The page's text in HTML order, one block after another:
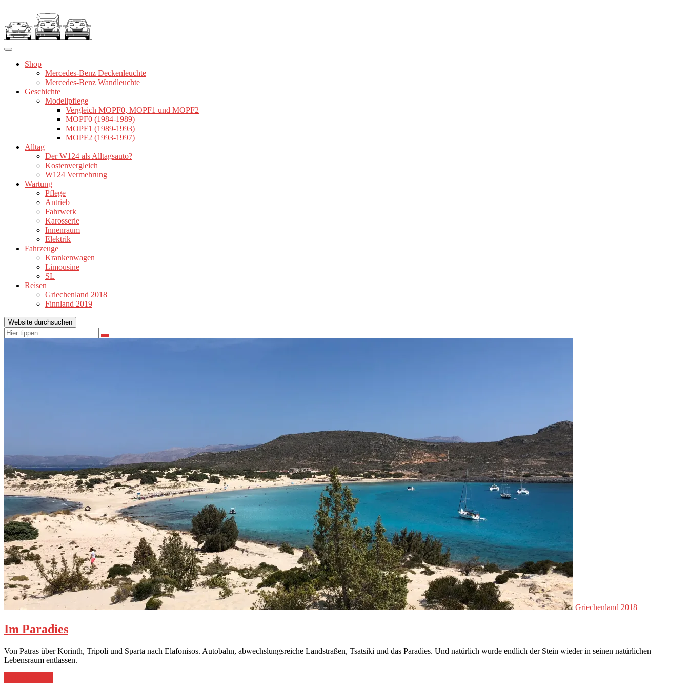
springen
Shop
Mercedes-Benz Deckenleuchte
Mercedes-Benz Wandleuchte
Geschichte
Modellpflege
Vergleich MOPF0, MOPF1 und MOPF2
MOPF0 (1984-1989)
MOPF1 (1989-1993)
MOPF2 (1993-1997)
Alltag
Der W124 als Alltagsauto?
Kostenvergleich
W124 Vermehrung
Wartung
Pflege
Antrieb
Fahrwerk
Karosserie
Innenraum
Elektrik
Fahrzeuge
Krankenwagen
Limousine
SL
Reisen
Griechenland 2018
Finnland 2019
Website durchsuchen
Suchen
nach:
Suchen
Griechenland 2018
Im Paradies
Von Patras über Korinth, Tripoli und Sparta nach Elafonisos. Autobahn, abwechslungsreiche Landstraßen, Tsatsiki und das Paradies. Und natürlich wurde endlich der Stein wieder in seinen natürlichen
Lebensraum entlassen.